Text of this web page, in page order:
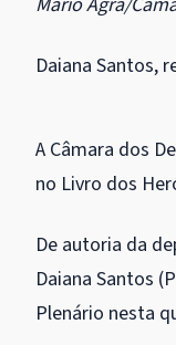
Daiana Santos,
A Câmara dos
no Livro dos
De autoria da
Daiana Santos
Plenário nesta